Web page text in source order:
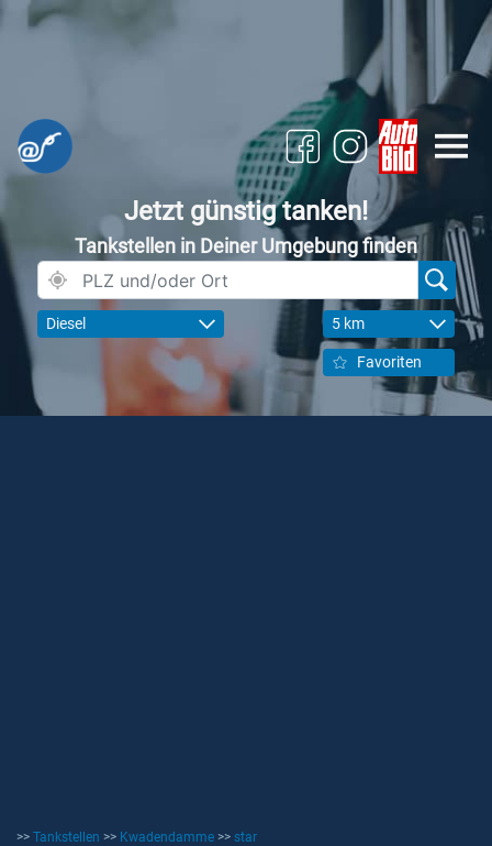
Jetzt günstig tanken!
Tankstellen in Deiner Umgebung finden
Diesel 5 km
Favoriten
>> Tankstellen >> Kwadendamme >> star